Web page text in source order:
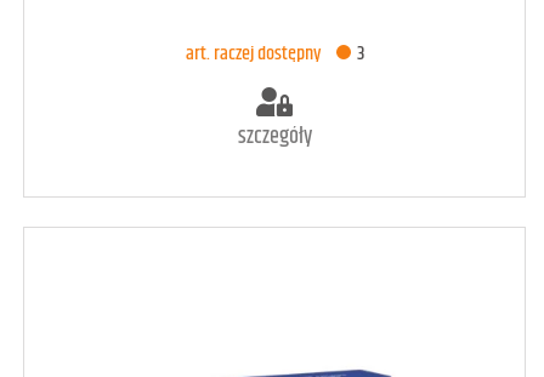
art. raczej dostępny 3
szczegóły